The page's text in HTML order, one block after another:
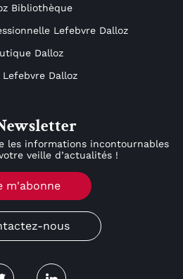
Bibliothèque
Lefebvre Dalloz
Dalloz
Lefebvre Dalloz
les informations incontournables
veille d’actualités !
m'abonne
nous